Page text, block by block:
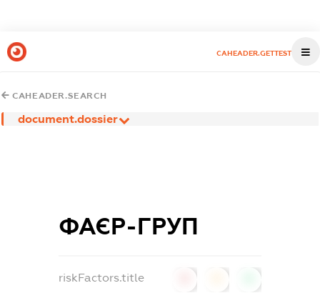
CAHEADER.GETTEST
CAHEADER.SEARCH
document.dossier
ФАЄР-ГРУП
riskFactors.title